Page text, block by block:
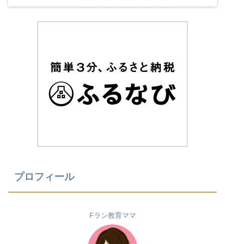
(^^) 今年のカロリーメイトの受験応援CMも音
プロフィール
Fラン教育ママ